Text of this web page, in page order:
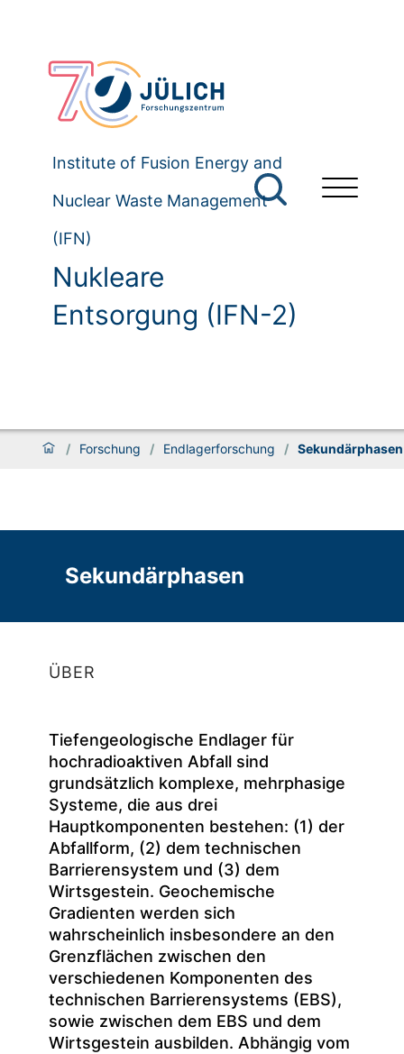
Institute of Fusion Energy and
Nuclear Waste Management
(IFN)
Nukleare
Entsorgung (IFN-2)
/ Forschung / Endlagerforschung / Sekundärphasen
Sekundärphasen
ÜBER
Tiefengeologische Endlager für
hochradioaktiven Abfall sind
grundsätzlich komplexe, mehrphasige
Systeme, die aus drei
Hauptkomponenten bestehen: (1) der
Abfallform, (2) dem technischen
Barrierensystem und (3) dem
Wirtsgestein. Geochemische
Gradienten werden sich
wahrscheinlich insbesondere an den
Grenzflächen zwischen den
verschiedenen Komponenten des
technischen Barrierensystems (EBS),
sowie zwischen dem EBS und dem
Wirtsgestein ausbilden. Abhängig vom